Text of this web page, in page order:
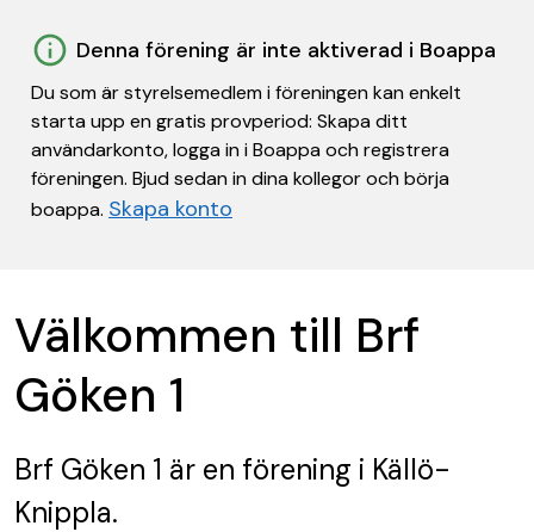
Denna förening är inte aktiverad i Boappa
Du som är styrelsemedlem i föreningen kan enkelt
starta upp en gratis provperiod: Skapa ditt
användarkonto, logga in i Boappa och registrera
föreningen. Bjud sedan in dina kollegor och börja
boappa. Skapa konto
Välkommen till Brf
Göken 1
Brf Göken 1 är en förening i Källö-
Knippla.